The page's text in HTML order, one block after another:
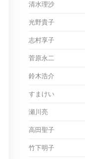
清水理沙
光野貴子
志村享子
菅原永二
鈴木浩介
すまけい
瀬川亮
高田聖子
竹下明子